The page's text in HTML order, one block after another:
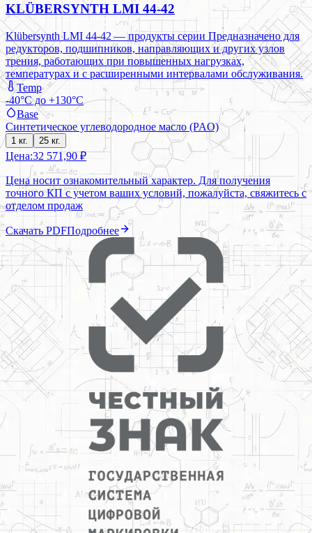
KLÜBERSYNTH LMI 44-42
Klübersynth LMI 44-42 — продукты серии Предназначено для
редукторов, подшипников, направляющих и других узлов
трения, работающих при повышенных нагрузках,
температурах и с расширенными интервалами обслуживания.
Temp
-40°C до +130°C
Base
Синтетическое углеводородное масло (PAO)
1 кг. 25 кг.
Цена:32 571,90 ₽
Цена носит ознакомительный характер. Для получения
точного КП с учетом ваших условий, пожалуйста, свяжитесь с
отделом продаж
Скачать PDFПодробнее